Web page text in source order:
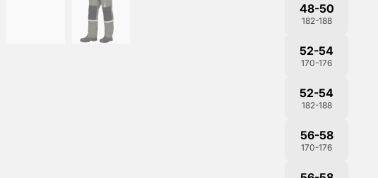
48-50
182-188
52-54
170-176
52-54
182-188
56-58
170-176